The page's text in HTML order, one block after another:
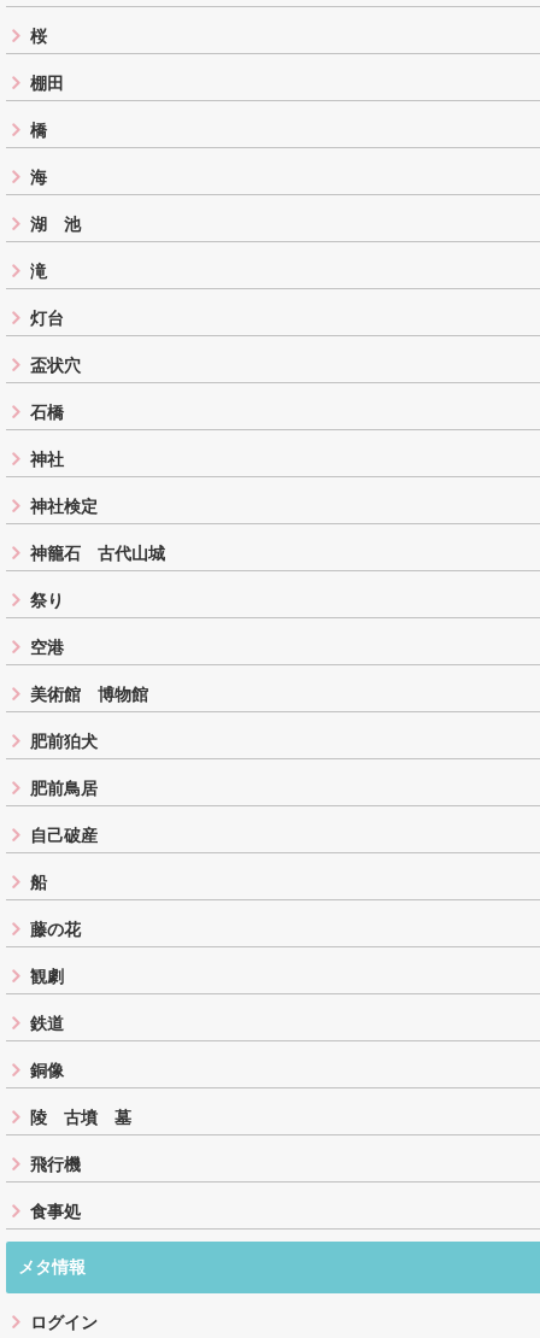
桜
棚田
橋
海
湖 池
滝
灯台
盃状穴
石橋
神社
神社検定
神籠石 古代山城
祭り
空港
美術館 博物館
肥前狛犬
肥前鳥居
自己破産
船
藤の花
観劇
鉄道
銅像
陵 古墳 墓
飛行機
食事処
メタ情報
ログイン